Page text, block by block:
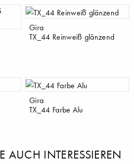
Gira
TX_44 Reinweiß glänzend
Gira
TX_44 Farbe Alu
AUCH INTERESSIEREN